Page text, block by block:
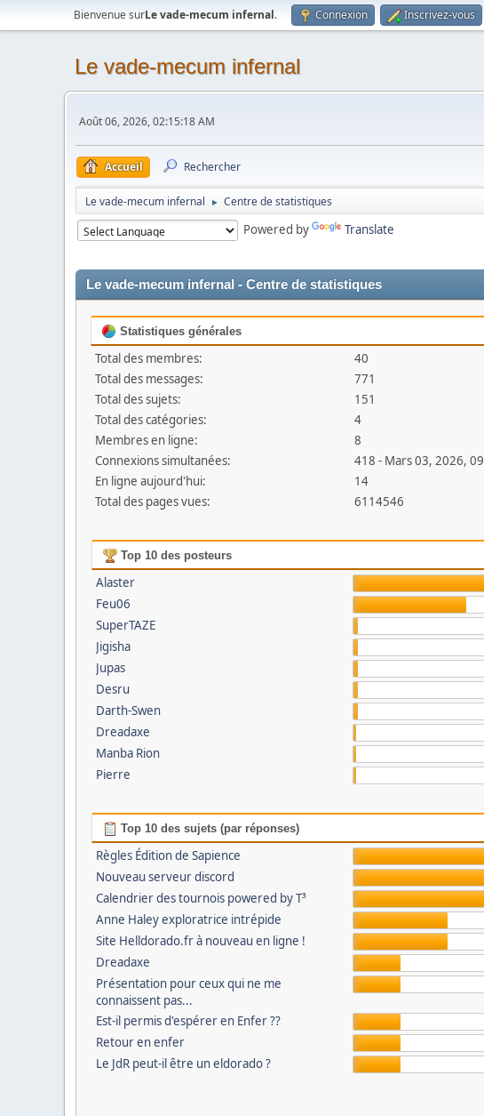
Bienvenue surLe vade-mecum infernal. Connexion Inscrivez-vous
Le vade-mecum infernal
Août 06, 2026, 02:15:18 AM
Accueil Rechercher
Le vade-mecum infernal ► Centre de statistiques
Powered by Translate
Le vade-mecum infernal - Centre de statistiques
Statistiques générales
Total des membres:
40
Total des messages:
771
Total des sujets:
151
Total des catégories:
4
Membres en ligne:
8
Connexions simultanées:
418 - Mars 03, 2026,
En ligne aujourd'hui:
14
Total des pages vues:
6114546
Top 10 des posteurs
Alaster
Feu06
SuperTAZE
Jigisha
Jupas
Desru
Darth-Swen
Dreadaxe
Manba Rion
Pierre
Top 10 des sujets (par réponses)
Règles Édition de Sapience
Nouveau serveur discord
Calendrier des tournois powered by T³
Anne Haley exploratrice intrépide
Site Helldorado.fr à nouveau en ligne !
Dreadaxe
Présentation pour ceux qui ne me
connaissent pas...
Est-il permis d'espérer en Enfer ??
Retour en enfer
Le JdR peut-il être un eldorado ?